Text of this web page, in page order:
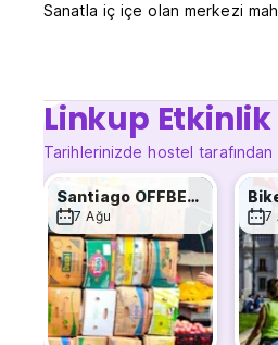
Sanatla iç içe olan merkezi
ODALAR VE YURTLAR
Bütçeniz ne olursa olsun, size
kaliteli yayl? ?ilteler
büyüklü?ünde bir dolap ile
D??ER AVANTAJLAR
Gece güvenli?i ile 24 saat
görev ba??ndad?r.
RAHAT LOUNGE ALANLARI;
Linkup Etkinlik
Tarihlerinizde hostel
Santiago OFFBEAT Walking Tour
7 Ağu 7